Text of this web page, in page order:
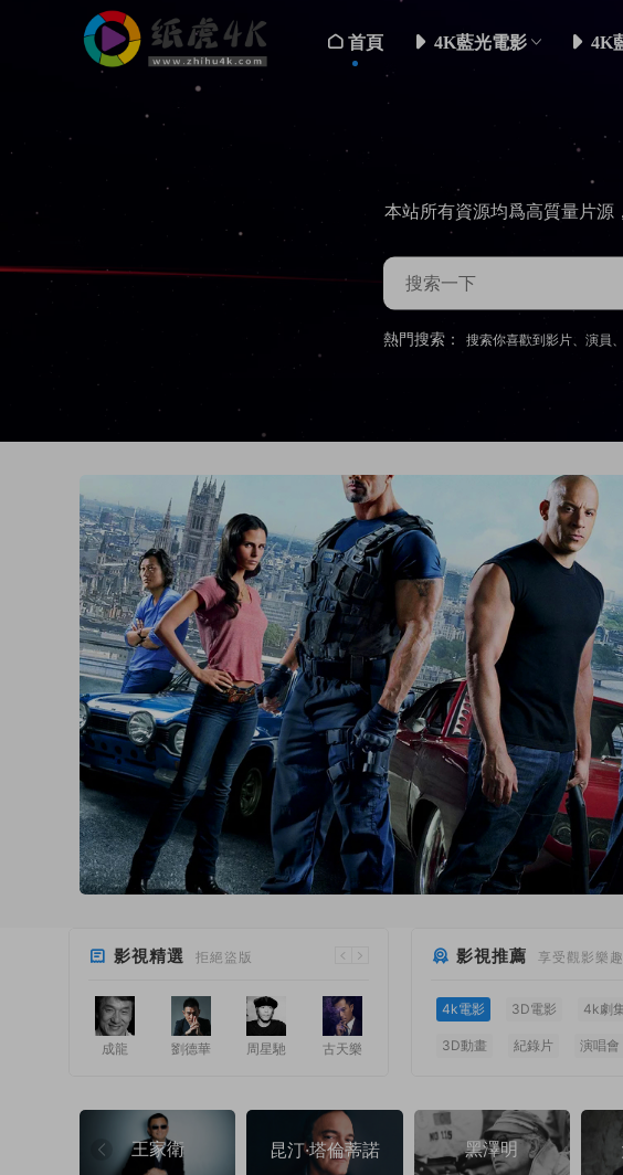
首頁 4K藍光電影 4K
本站所有資源均爲高質量片
熱門搜索： 搜索你喜歡到影片、演員
影視精選 拒絕盜版
成龍 劉德華 周星馳 古天樂
影視推薦 享受觀影樂趣
4k電影 3D電影 4k劇
3D動畫 紀錄片 演唱會
王家衛 昆汀·塔倫蒂諾 黑澤明